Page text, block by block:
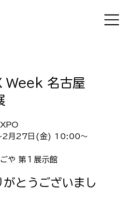
名古屋
2月27日(金) 10:00〜
や 第１展示館
がとうございまし